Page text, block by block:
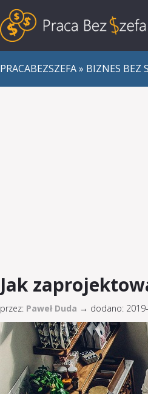
PRACABEZSZEFA» BIZNES BEZ
Jak
przez: Paweł Duda → dodano: